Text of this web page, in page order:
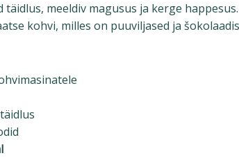
meeldiv magusus ja kerge
kohvi, milles on puuviljased ja